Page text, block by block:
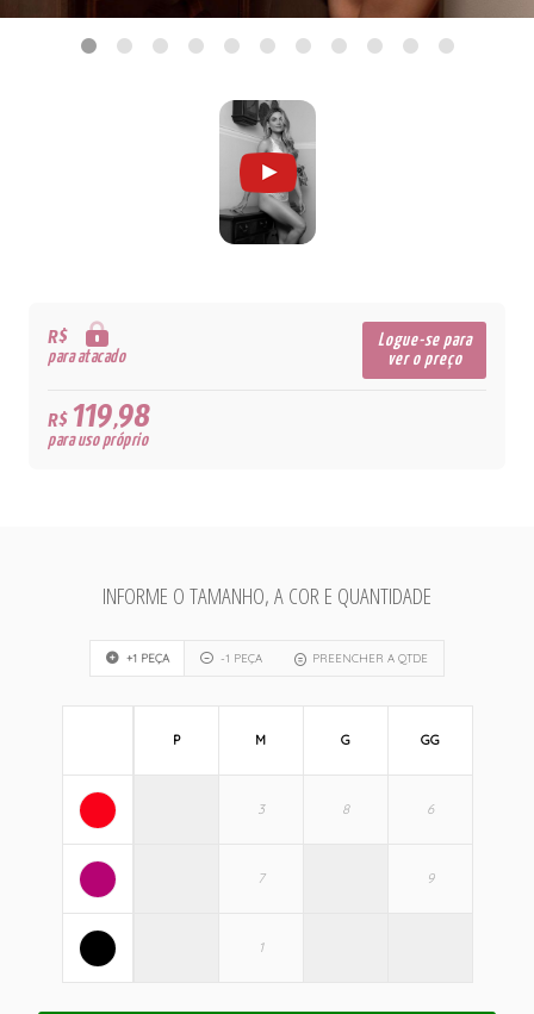
R$
para atacado
Logue-se para
ver o preço
R$119,98
para uso próprio
INFORME O TAMANHO, A COR E QUANTIDADE
+1 PEÇA -1 PEÇA PREENCHER A QTDE
P M G GG